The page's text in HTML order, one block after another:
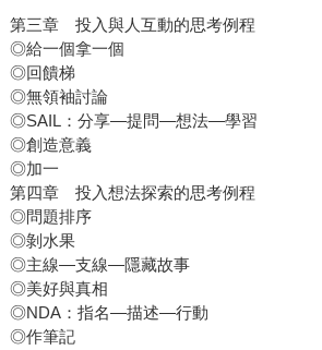
第三章 投入與人互動的思考例程
◎給一個拿一個
◎回饋梯
◎無領袖討論
◎SAIL：分享—提問—想法—學習
◎創造意義
◎加一
第四章 投入想法探索的思考例程
◎問題排序
◎剝水果
◎主線—支線—隱藏故事
◎美好與真相
◎NDA：指名—描述—行動
◎作筆記